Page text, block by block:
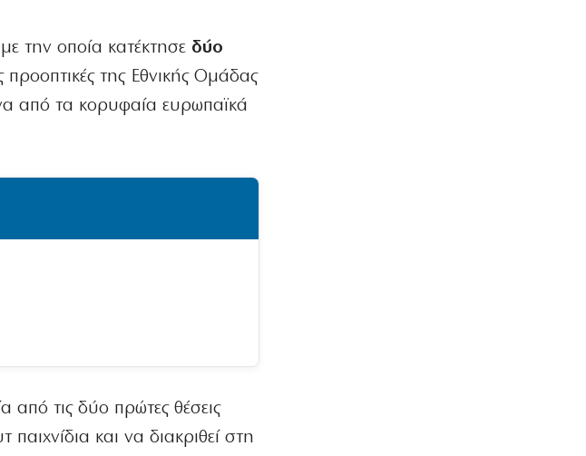
την οποία κατέκτησε δύο
προοπτικές της Εθνικής Ομάδας
από τα κορυφαία ευρωπαϊκά
από τις δύο πρώτες θέσεις
και να διακριθεί στη